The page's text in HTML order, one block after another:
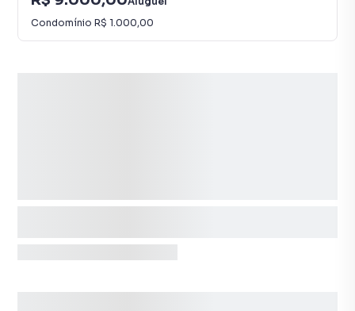
Condomínio R$ 1.000,00